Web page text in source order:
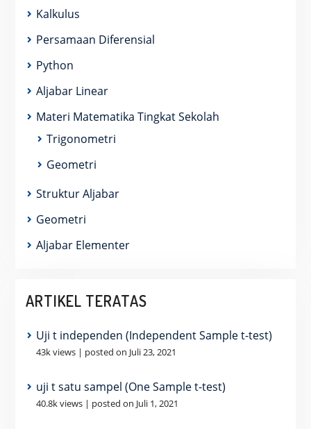
Kalkulus
Persamaan Diferensial
Python
Aljabar Linear
Materi Matematika Tingkat Sekolah
Trigonometri
Geometri
Struktur Aljabar
Geometri
Aljabar Elementer
ARTIKEL TERATAS
Uji t independen (Independent Sample t-test)
43k views| posted on Juli 23, 2021
uji t satu sampel (One Sample t-test)
40.8k views| posted on Juli 1, 2021